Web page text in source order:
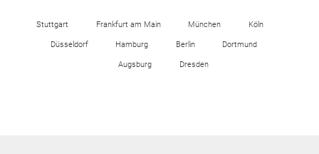
Stuttgart Frankfurt am Main München Köln
Düsseldorf Hamburg Berlin Dortmund
Augsburg Dresden